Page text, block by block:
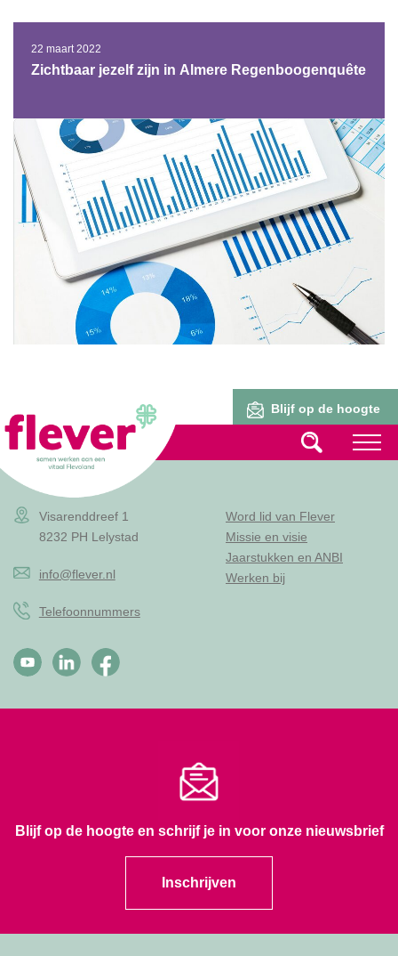
22 maart 2022
Zichtbaar jezelf zijn in Almere Regenboogenquête
Blijf op de hoogte
Visarenddreef 1
8232 PH Lelystad
info@flever.nl
Telefoonnummers
Word lid van Flever
Missie en visie
Jaarstukken en ANBI
Werken bij
Blijf op de hoogte en schrijf je in voor onze nieuwsbrief
Inschrijven